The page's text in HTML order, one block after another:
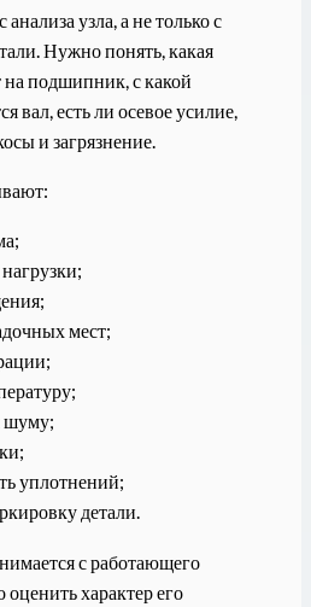
узла, а не только с
Нужно понять, какая
на подшипник, с какой
вал, есть ли осевое усилие,
и загрязнение.
мест;
шуму;
уплотнений;
детали.
с работающего
характер его